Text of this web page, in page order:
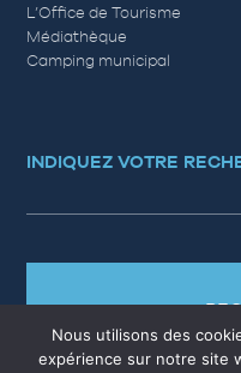
L’Office de Tourisme
Médiathèque
Camping municipal
INDIQUEZ VOTRE
Nous utilisons des
expérience sur notre site